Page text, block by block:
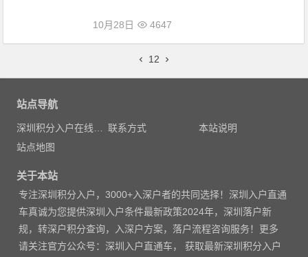
10月28日 4647
1 2
站点导航
联系方式
本站说明
站点地图
关于本站
专注深圳积分入户 ，3000+入深户者的共同选择！深圳入户直通
车真诚为您提供深圳入户条件最新政策2024年，深圳落户新
规，转深户积分查询，入深户方案，落户流程咨询服务！更多
请关注官方公众号：深圳入户直通车， 获取最新深圳积分入户